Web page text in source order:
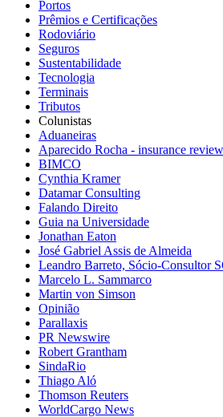
Portos
Prêmios e Certificações
Rodoviário
Seguros
Sustentabilidade
Tecnologia
Terminais
Tributos
Colunistas
Aduaneiras
Aparecido Rocha - insurance review
BIMCO
Cynthia Kramer
Datamar Consulting
Falando Direito
Guia na Universidade
Jonathan Eaton
José Gabriel Assis de Almeida
Leandro Barreto, Sócio-Consultor
Marcelo L. Sammarco
Martin von Simson
Opinião
Parallaxis
PR Newswire
Robert Grantham
SindaRio
Thiago Aló
Thomson Reuters
WorldCargo News